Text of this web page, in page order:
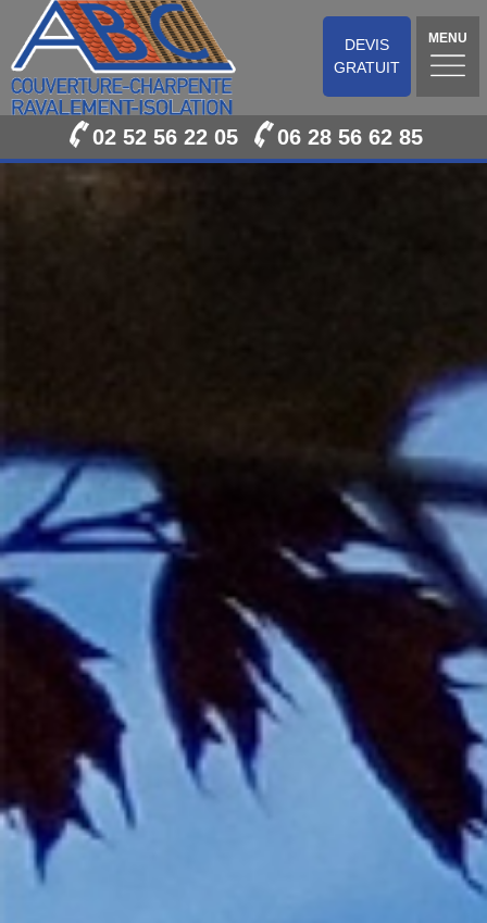
DEVIS
GRATUIT
MENU
02 52 56 22 05 06 28 56 62 85